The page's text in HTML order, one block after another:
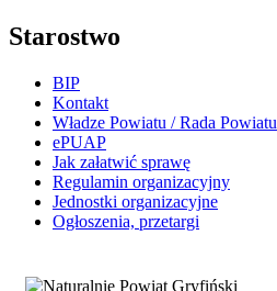
Starostwo
BIP
Kontakt
Władze Powiatu / Rada Powiatu
ePUAP
Jak załatwić sprawę
Regulamin organizacyjny
Jednostki organizacyjne
Ogłoszenia, przetargi